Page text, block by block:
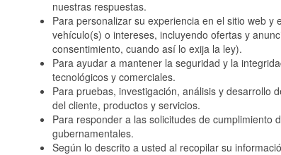
nuestras respuestas.
Para personalizar su experiencia en el sitio web
vehículo(s) o intereses, incluyendo ofertas y
consentimiento, cuando así lo exija la ley).
Para ayudar a mantener la seguridad y la
tecnológicos y comerciales.
Para pruebas, investigación, análisis y desarrollo
del cliente, productos y servicios.
Para responder a las solicitudes de cumplimiento
gubernamentales.
Según lo descrito a usted al recopilar su